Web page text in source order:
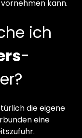
kann.
ich
-
die eigene
eine